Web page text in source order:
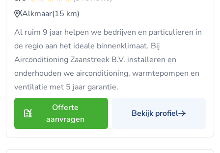
Alkmaar(15 km)
Al ruim 9 jaar helpen we bedrijven en particulieren in
de regio aan het ideale binnenklimaat. Bij
Airconditioning Zaanstreek B.V. installeren en
onderhouden we airconditioning, warmtepompen en
ventilatie met 5 jaar garantie.
Offerte
aanvragen
Bekijk profiel